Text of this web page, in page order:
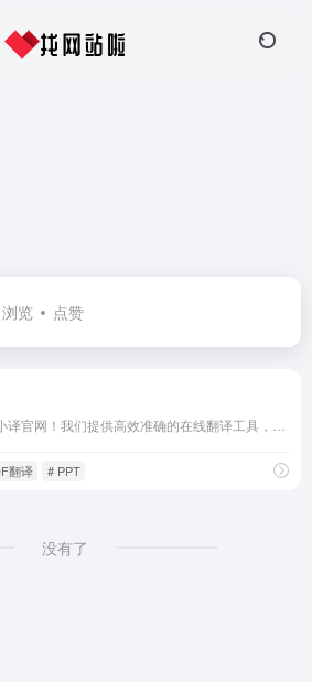
浏览 点赞
翻译 # PPT
没有了